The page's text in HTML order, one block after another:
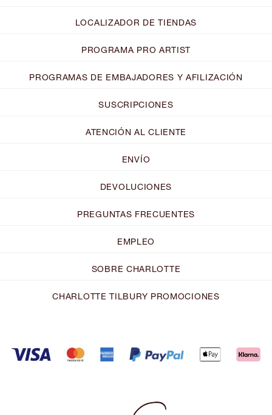
LOCALIZADOR DE TIENDAS
PROGRAMA PRO ARTIST
PROGRAMAS DE EMBAJADORES Y AFILIZACIÓN
SUSCRIPCIONES
ATENCIÓN AL CLIENTE
ENVÍO
DEVOLUCIONES
PREGUNTAS FRECUENTES
EMPLEO
SOBRE CHARLOTTE
CHARLOTTE TILBURY PROMOCIONES